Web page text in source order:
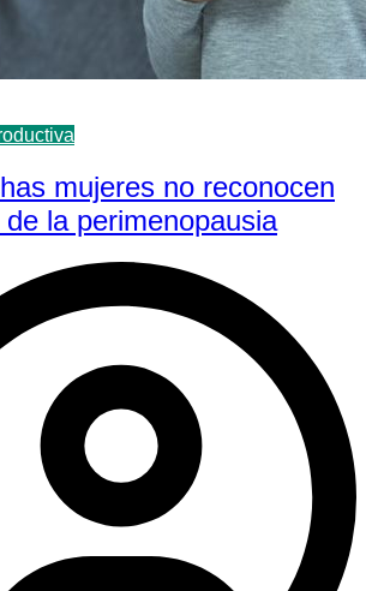
mujeres no reconocen
la perimenopausia